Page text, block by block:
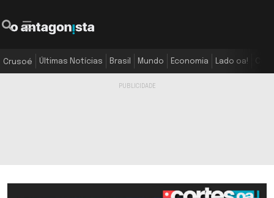
Crusoé Últimas Notícias Brasil Mundo Economia Lado oa!